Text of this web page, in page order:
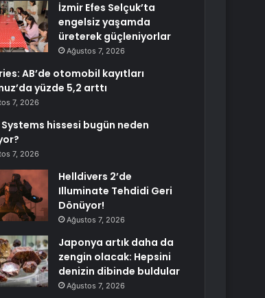
İzmir Efes Selçuk’ta
engelsiz yaşamda
üreterek güçleniyorlar
Ağustos 7, 2026
AB’de otomobil kayıtları
yüzde 5,2 arttı
7, 2026
Systems hissesi bugün neden
7, 2026
Helldivers 2’de
Illuminate Tehdidi Geri
Dönüyor!
Ağustos 7, 2026
Japonya artık daha da
zengin olacak: Hepsini
denizin dibinde buldular
Ağustos 7, 2026